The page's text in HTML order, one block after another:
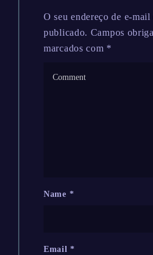
O seu endereço de e-mail
publicado. Campos
marcados com *
Name *
Email*